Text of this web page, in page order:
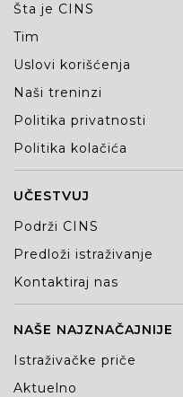
Šta je CINS
Tim
Uslovi korišćenja
Naši treninzi
Politika privatnosti
Politika kolačića
UČESTVUJ
Podrži CINS
Predloži istraživanje
Kontaktiraj nas
NAŠE NAJZNAČAJNIJE
Istraživačke priče
Aktuelno